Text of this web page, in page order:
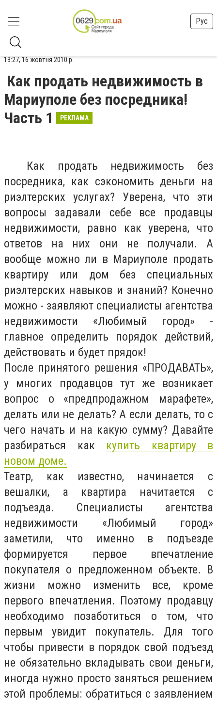
Рус
13:27, 16 жовтня 2010 р.
Как продать недвижимость в
Мариуполе без посредника!
Часть 1
РЕКЛАМА
Как продать недвижимость без
посредника, как сэкономить деньги на
риэлтерских услугах? Уверена, что эти
вопросы задавали себе все продавцы
недвижимости, равно как уверена, что
ответов на них они не получали. А
вообще можно ли в Мариуполе продать
квартиру или дом без специальных
риэлтерских навыков и знаний? Конечно
можно - заявляют специалисты агентства
недвижимости «Любимый город» -
главное определить порядок действий,
действовать и будет прядок!
После принятого решения «ПРОДАВАТЬ»,
у многих продавцов тут же возникает
вопрос о «предпродажном марафете»,
делать или не делать? А если делать, то с
чего начать и на какую сумму? Давайте
разбираться как купить квартиру в
новом доме.
Театр, как известно, начинается с
вешалки, а квартира начитается с
подъезда. Специалисты агентства
недвижимости «Любимый город»
заметили, что именно в подъезде
формируется первое впечатление
покупателя о предложенном объекте. В
жизни можно изменить все, кроме
первого впечатления. Поэтому продавцу
необходимо позаботиться о том, что
первым увидит покупатель. Для того
чтобы привести в порядок свой подъезд
не обязательно вкладывать свои деньги,
иногда нужно просто заняться решением
этой проблемы: обратиться с заявлением